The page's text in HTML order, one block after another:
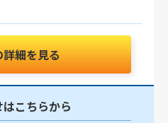
細を見る
こちらから